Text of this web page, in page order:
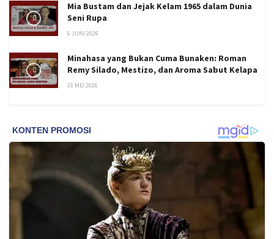
Mia Bustam dan Jejak Kelam 1965 dalam Dunia
Seni Rupa
6 JUNI 2026
Minahasa yang Bukan Cuma Bunaken: Roman
Remy Silado, Mestizo, dan Aroma Sabut Kelapa
31 MEI 2026